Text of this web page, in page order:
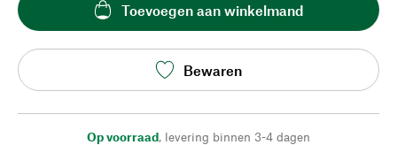
Toevoegen aan winkelmand
Bewaren
Op voorraad, levering binnen 3-4 dagen